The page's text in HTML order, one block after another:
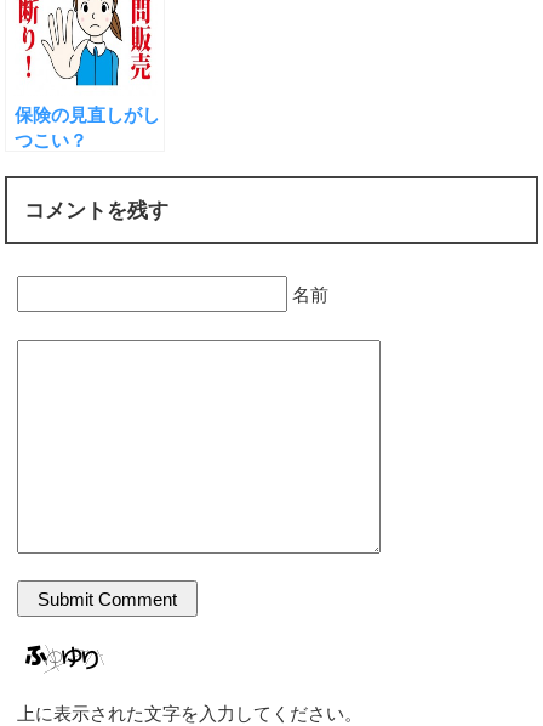
保険の見直しがし
つこい？
コメントを残す
名前
上に表示された文字を入力してください。